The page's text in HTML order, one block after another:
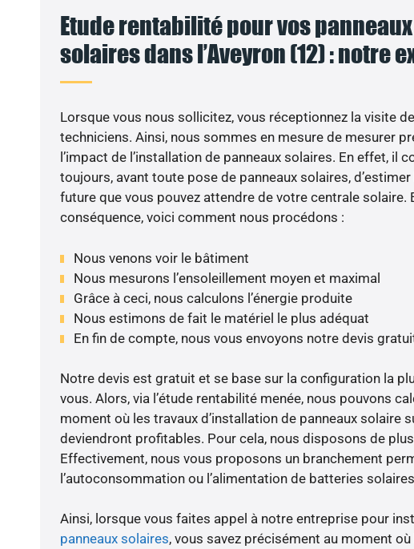
Etude rentabilité pour vos panneaux
solaires dans l’Aveyron (12) : notre
Lorsque vous nous sollicitez, vous réceptionnez la visite de
techniciens. Ainsi, nous sommes en mesure de mesurer
l’impact de l’installation de panneaux solaires. En effet, il
toujours, avant toute pose de panneaux solaires,
future que vous pouvez attendre de votre centrale solaire.
conséquence, voici comment nous procédons :
Nous venons voir le bâtiment
Nous mesurons l’ensoleillement moyen et maximal
Grâce à ceci, nous calculons l’énergie produite
Nous estimons de fait le matériel le plus adéquat
En fin de compte, nous vous envoyons notre devis
Notre devis est gratuit et se base sur la configuration la
vous. Alors, via l’étude rentabilité menée, nous pouvons
moment où les travaux d’installation de panneaux solaire
deviendront profitables. Pour cela, nous disposons de
Effectivement, nous vous proposons un branchement
l’autoconsommation ou l’alimentation de batteries
Ainsi, lorsque vous faites appel à notre entreprise pour
panneaux solaires, vous savez précisément au moment